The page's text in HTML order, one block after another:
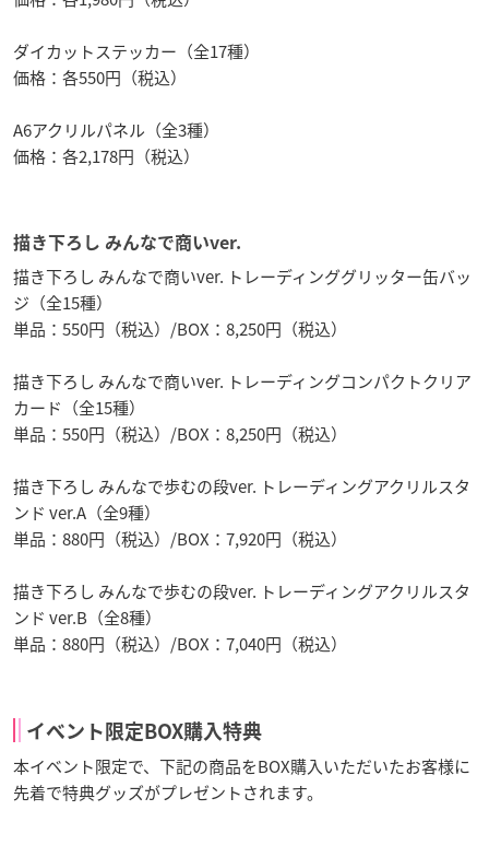
ダイカットステッカー（全17種）
価格：各550円（税込）
A6アクリルパネル（全3種）
価格：各2,178円（税込）
描き下ろし みんなで商いver.
描き下ろし みんなで商いver. トレーディンググリッター缶バッ
ジ（全15種）
単品：550円（税込）/BOX：8,250円（税込）
描き下ろし みんなで商いver. トレーディングコンパクトクリア
カード（全15種）
単品：550円（税込）/BOX：8,250円（税込）
描き下ろし みんなで歩むの段ver. トレーディングアクリルスタ
ンド ver.A（全9種）
単品：880円（税込）/BOX：7,920円（税込）
描き下ろし みんなで歩むの段ver. トレーディングアクリルスタ
ンド ver.B（全8種）
単品：880円（税込）/BOX：7,040円（税込）
イベント限定BOX購入特典
本イベント限定で、下記の商品をBOX購入いただいたお客様に
先着で特典グッズがプレゼントされます。